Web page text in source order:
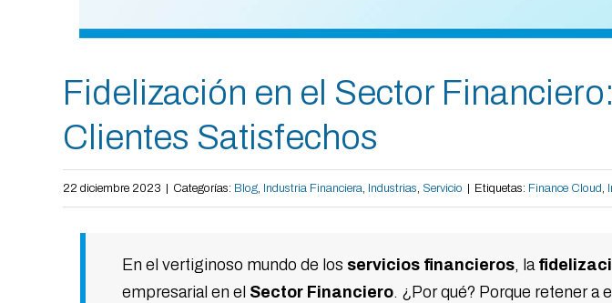
Fidelización en el Sector
Clientes Satisfechos
22 diciembre 2023 Categorías: Blog, Industria Financiera, Industrias, Servicio Etiquetas: Finance Cloud,
En el vertiginoso mundo de los servicios financieros, la
empresarial en el Sector Financiero. ¿Por qué? Porque retener a